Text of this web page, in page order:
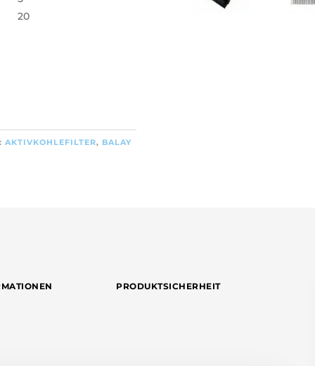
20
AKTIVKOHLEFILTER, BALAY
PRODUKTSICHERHEIT